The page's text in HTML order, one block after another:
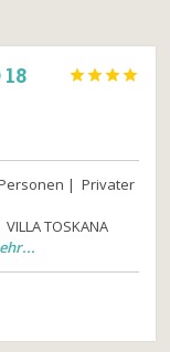

| Privater
TOSKANA